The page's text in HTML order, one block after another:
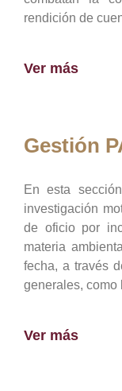
rendición de
Ver más
Gestión
En esta
investigación
de oficio por
materia
fecha, a través
generales, como
Ver más